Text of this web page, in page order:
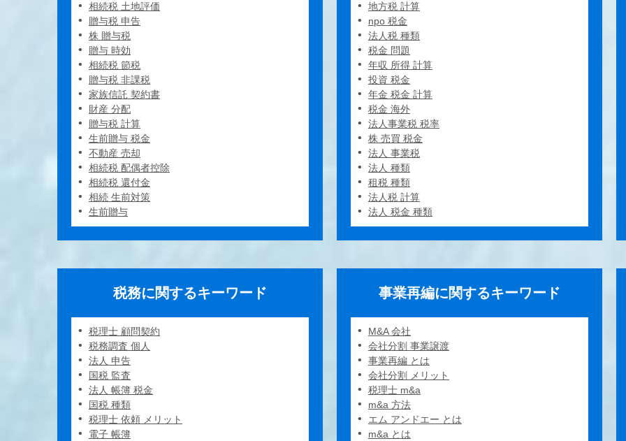
相続税 土地評価
贈与税 申告
株 贈与税
贈与 時効
相続税 節税
贈与税 非課税
家族信託 契約書
財産 分配
贈与税 計算
生前贈与 税金
不動産 売却
相続税 配偶者控除
相続税 還付金
相続 生前対策
生前贈与
地方税 計算
npo 税金
法人税 種類
税金 問題
年収 所得 計算
投資 税金
年金 税金 計算
税金 海外
法人事業税 税率
株 売買 税金
法人 事業税
法人 種類
租税 種類
法人税 計算
法人 税金 種類
税務に関するキーワード
税理士 顧問契約
税務調査 個人
法人 申告
国税 監査
法人 帳簿 税金
国税 種類
税理士 依頼 メリット
電子 帳簿
事業再編に関するキーワード
M&A 会社
会社分割 事業譲渡
事業再編 とは
会社分割 メリット
税理士 m&a
m&a 方法
エム アンドエー とは
m&a とは